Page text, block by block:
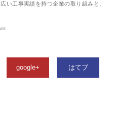
い工事実績を持つ企業の取り組みと、
google+ はてブ